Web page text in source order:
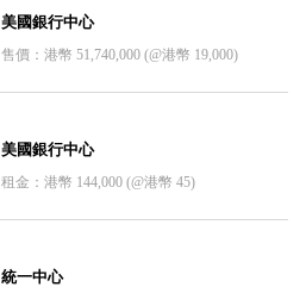
美國銀行中心
售價：港幣 51,740,000 (@港幣 19,000)
美國銀行中心
租金：港幣 144,000 (@港幣 45)
統一中心